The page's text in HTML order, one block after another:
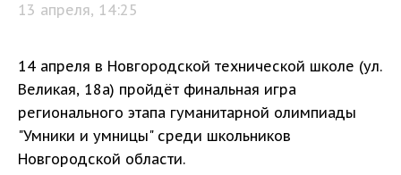
13 апреля, 14:25
14 апреля в Новгородской технической школе (ул.
Великая, 18а) пройдёт финальная игра
регионального этапа гуманитарной олимпиады
"Умники и умницы" среди школьников
Новгородской области.